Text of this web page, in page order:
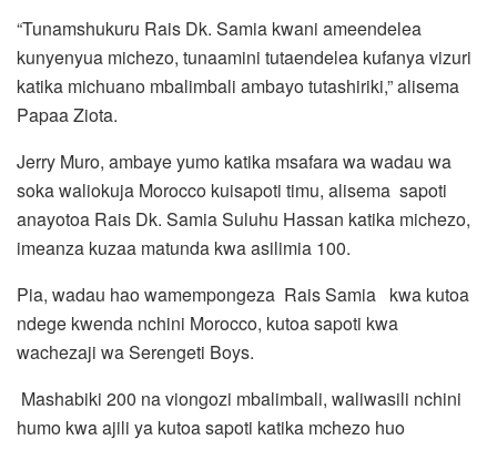
“Tunamshukuru Rais Dk. Samia kwani ameendelea
kunyenyua michezo, tunaamini tutaendelea kufanya vizuri
katika michuano mbalimbali ambayo tutashiriki,” alisema
Papaa Ziota.
Jerry Muro, ambaye yumo katika msafara wa wadau wa
soka waliokuja Morocco kuisapoti timu, alisema sapoti
anayotoa Rais Dk. Samia Suluhu Hassan katika michezo,
imeanza kuzaa matunda kwa asilimia 100.
Pia, wadau hao wamempongeza Rais Samia kwa kutoa
ndege kwenda nchini Morocco, kutoa sapoti kwa
wachezaji wa Serengeti Boys.
Mashabiki 200 na viongozi mbalimbali, waliwasili nchini
humo kwa ajili ya kutoa sapoti katika mchezo huo